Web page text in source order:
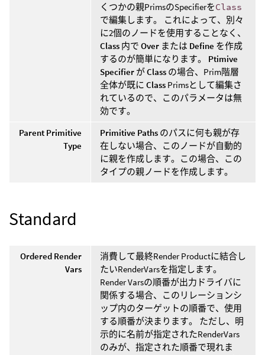
くつかの親PrimsのSpecifierをClass
で編集します。 これによって、別々
に2個のノードを使用することなく、
Class 内で Over または Define を作成
するのが簡単になります。 Ptimive
Specifier がClass の場合、Prim階層
全体が既に Class Primsとして編集さ
れているので、このパラメータは無
効です。
Parent Primitive
Type
Primitive Paths のパスに何も親が存
在しない場合、このノードが自動的
に親を作成します。この場合、この
タイプの親ノードを作成します。
Standard
Ordered Render
Vars
消費して最終Render Productに結合し
たいRenderVarsを指定します。
Render Varsの順番が出力ドライバに
関係する場合、このリレーションシ
ップ内のターゲットの順番で、使用
する順番が決まります。 ただし、明
示的に名前が指定されたRenderVars
のみが、指定された順番で現れま